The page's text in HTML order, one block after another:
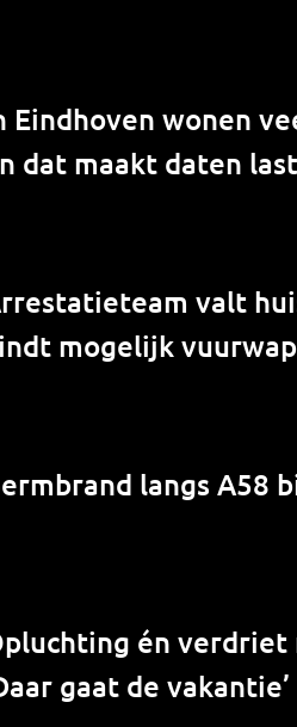
Eindhoven wonen
dat maakt daten
valt
mogelijk
langs A58
én verdriet
gaat de vakantie’